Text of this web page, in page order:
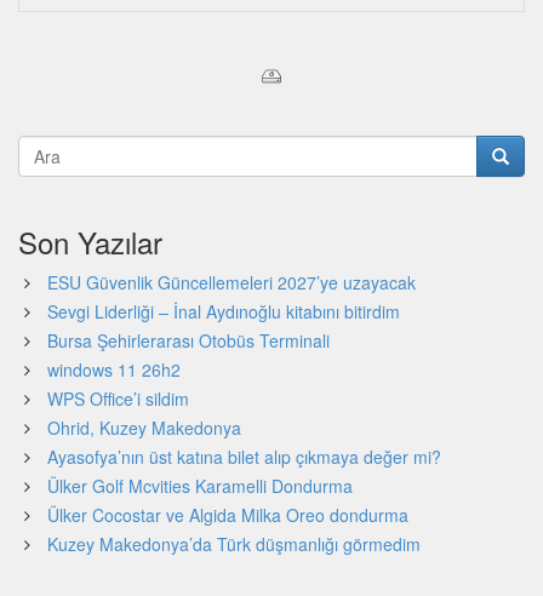
Son Yazılar
ESU Güvenlik Güncellemeleri 2027’ye uzayacak
Sevgi Liderliği – İnal Aydınoğlu kitabını bitirdim
Bursa Şehirlerarası Otobüs Terminali
windows 11 26h2
WPS Office’i sildim
Ohrid, Kuzey Makedonya
Ayasofya’nın üst katına bilet alıp çıkmaya değer mi?
Ülker Golf Mcvities Karamelli Dondurma
Ülker Cocostar ve Algida Milka Oreo dondurma
Kuzey Makedonya’da Türk düşmanlığı görmedim